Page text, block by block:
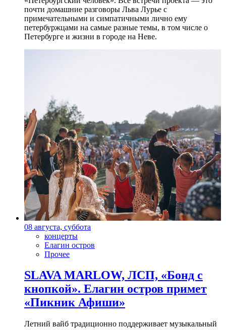
почти домашние разговоры Льва Лурье с
примечательными и симпатичными лично ему
петербуржцами на самые разные темы, в том числе о
Петербурге и жизни в городе на Неве.
08 августа, суббота
концерты
Елагин остров
Прочее
SLAVA MARLOW, ЛСП, «Бонд с
кнопкой». Елагин остров примет
«Пикник Афиши»
Летний вайб традиционно поддерживает музыкальный